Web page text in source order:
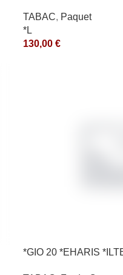
TABAC, Paquet
*L
130,00 €
*GIO 20 *EHARIS